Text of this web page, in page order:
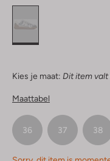
Kies je maat: Dit item
Maattabel
36 37 38